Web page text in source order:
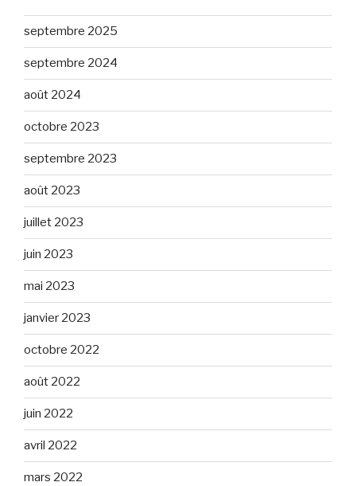
septembre 2025
septembre 2024
août 2024
octobre 2023
septembre 2023
août 2023
juillet 2023
juin 2023
mai 2023
janvier 2023
octobre 2022
août 2022
juin 2022
avril 2022
mars 2022